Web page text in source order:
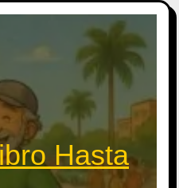
Hasta